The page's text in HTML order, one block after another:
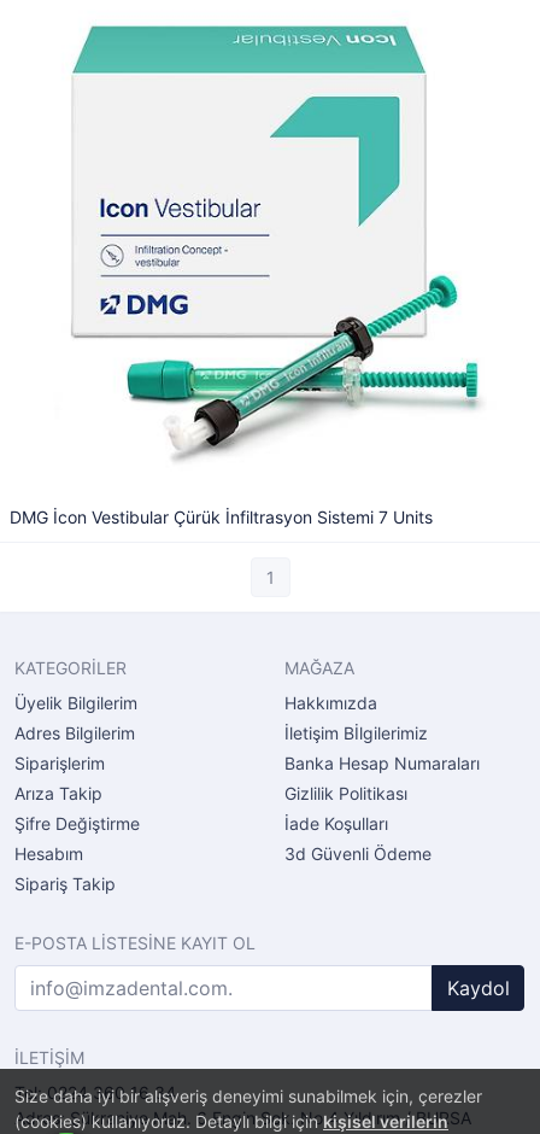
Size daha iyi bir alışveriş deneyimi sunabilmek için, çerezler
(cookies) kullanıyoruz. Detaylı bilgi içinkişisel verilerin
DMG İcon Vestibular Çürük İnfiltrasyon Sistemi 7 Units
1
KATEGORİLER
Üyelik Bilgilerim
Adres Bilgilerim
Siparişlerim
Arıza Takip
Şifre Değiştirme
Hesabım
Sipariş Takip
MAĞAZA
Hakkımızda
İletişim Bİlgilerimiz
Banka Hesap Numaraları
Gizlilik Politikası
İade Koşulları
3d Güvenli Ödeme
E-POSTA LİSTESİNE KAYIT OL
Kaydol
İLETİŞİM
Tel: 0224 360 16 34
Adres: Şükraniye Mah. 6.Engin Sok. No.4 Yıldırım / BURSA